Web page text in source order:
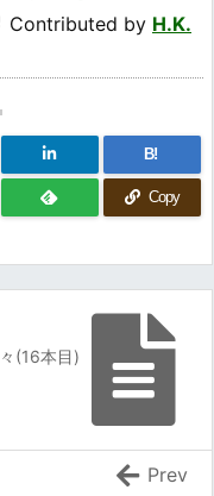
Contributed by H.K.
B!
Copy
(16本目)
Prev